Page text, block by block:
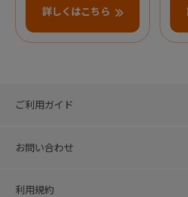
詳しくはこちら
ご利用ガイド
お問い合わせ
利用規約